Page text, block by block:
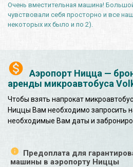
Аэропорт Ницца —
аренды микроавтобуса
Чтобы взять напрокат
Ниццы Вам необходимо запросить
необходимые Вам даты и
Предоплата для
машины в аэропорту Ниццы
Очень вместительная машина!
чувствовали себя просторно и все
некоторых их было и по 2).